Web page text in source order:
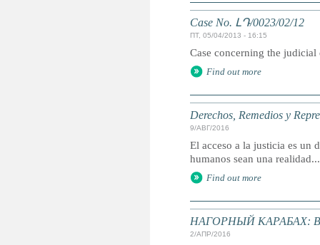
Case No. ԼԴ/0023/02/12
ПТ, 05/04/2013 - 16:15
Case concerning the
Find out more
Derechos, Remedios y
9/АВГ/2016
El acceso a la justicia es un
humanos sean una realidad...
Find out more
НАГОРНЫЙ КАРАБАХ: В
2/АПР/2016